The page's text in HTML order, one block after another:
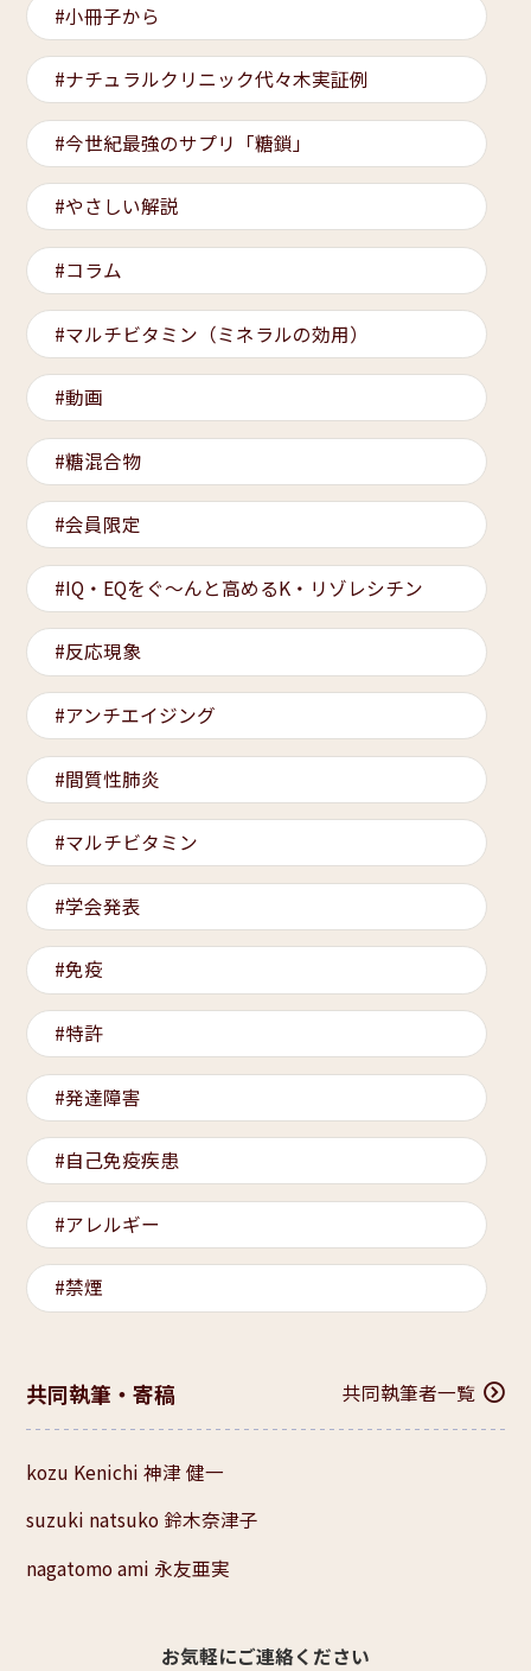
小冊子から
ナチュラルクリニック代々木実証例
今世紀最強のサプリ「糖鎖」
やさしい解説
コラム
マルチビタミン（ミネラルの効用）
動画
糖混合物
会員限定
IQ・EQをぐ～んと高めるK・リゾレシチン
反応現象
アンチエイジング
間質性肺炎
マルチビタミン
学会発表
免疫
特許
発達障害
自己免疫疾患
アレルギー
禁煙
共同執筆・寄稿 共同執筆者一覧
kozu Kenichi 神津 健一
suzuki natsuko 鈴木奈津子
nagatomo ami 永友亜実
お気軽にご連絡ください